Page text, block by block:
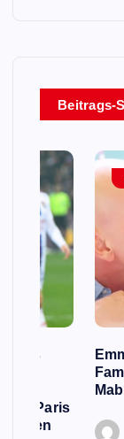
Beitrags-
Fans
von Paris
neuen